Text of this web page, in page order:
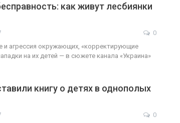
как живут лесбиянки
0
и агрессия окружающих, «корректирующие
на их детей — в сюжете канала «Украина»
книгу о детях в однополых
0